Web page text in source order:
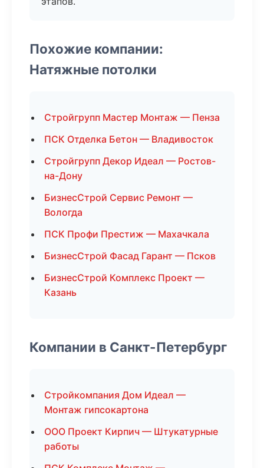
Похожие компании:
Натяжные потолки
Стройгрупп Мастер Монтаж — Пенза
ПСК Отделка Бетон — Владивосток
Стройгрупп Декор Идеал — Ростов-
на-Дону
БизнесСтрой Сервис Ремонт —
Вологда
ПСК Профи Престиж — Махачкала
БизнесСтрой Фасад Гарант — Псков
БизнесСтрой Комплекс Проект —
Казань
Компании в Санкт-Петербург
Стройкомпания Дом Идеал —
Монтаж гипсокартона
ООО Проект Кирпич — Штукатурные
работы